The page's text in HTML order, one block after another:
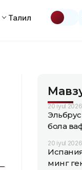
Таҳлил
20 iyul
бола
20 iyul
минг